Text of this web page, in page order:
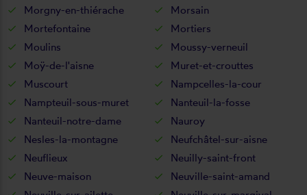
Morgny-en-thiérache
Morsain
Mortefontaine
Mortiers
Moulins
Moussy-verneuil
Moÿ-de-l'aisne
Muret-et-crouttes
Muscourt
Nampcelles-la-cour
Nampteuil-sous-muret
Nanteuil-la-fosse
Nanteuil-notre-dame
Nauroy
Nesles-la-montagne
Neufchâtel-sur-aisne
Neuflieux
Neuilly-saint-front
Neuve-maison
Neuville-saint-amand